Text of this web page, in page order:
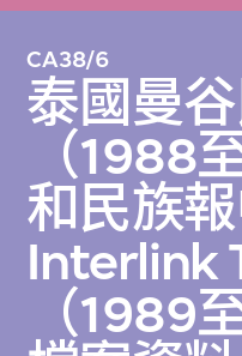
CA38/6
泰國曼
（1988
和民族
Interlink
（1989